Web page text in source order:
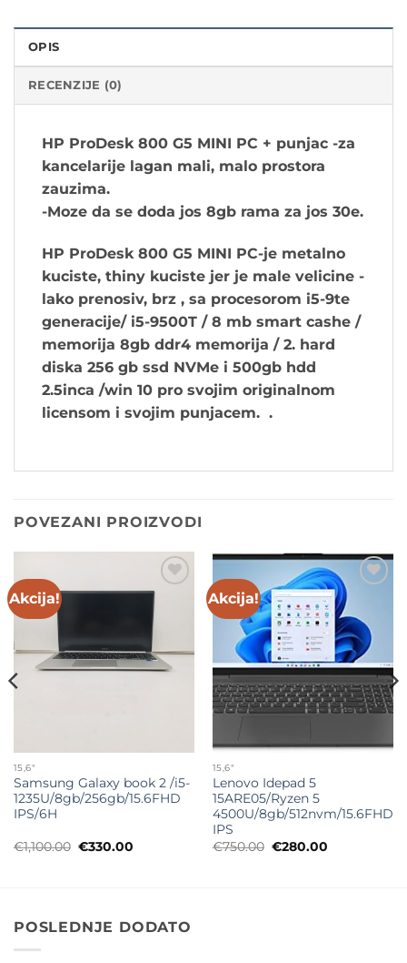
OPIS
RECENZIJE (0)
HP ProDesk 800 G5 MINI PC + punjac -za
kancelarije lagan mali, malo prostora
zauzima.
-Moze da se doda jos 8gb rama za jos 30e.
HP ProDesk 800 G5 MINI PC-je metalno
kuciste, thiny kuciste jer je male velicine -
lako prenosiv, brz , sa procesorom i5-9te
generacije/ i5-9500T / 8 mb smart cashe /
memorija 8gb ddr4 memorija / 2. hard
diska 256 gb ssd NVMe i 500gb hdd
2.5inca /win 10 pro svojim originalnom
licensom i svojim punjacem. .
POVEZANI PROIZVODI
Akcija!
Add to
wishlist
15,6"
Samsung Galaxy book 2 /i5-
1235U/8gb/256gb/15.6FHD
IPS/6H
€1,100.00 Originalna
cena
€330.00Trenutna
Akcija!
Add to
wishlist
15,6"
Lenovo Idepad 5
15ARE05/Ryzen 5
4500U/8gb/512nvm/15.6FHD
IPS
€750.00 Originalna
cena
€280.00Trenutna
POSLEDNJE DODATO